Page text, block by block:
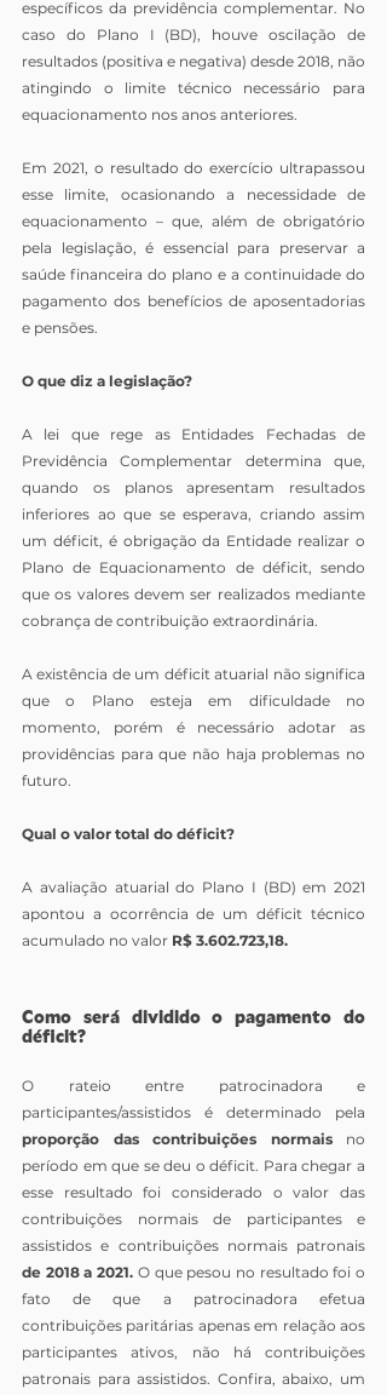
específicos da previdência complementar. No
caso do Plano I (BD), houve oscilação de
resultados (positiva e negativa) desde 2018, não
atingindo o limite técnico necessário para
equacionamento nos anos anteriores.
Em 2021, o resultado do exercício ultrapassou
esse limite, ocasionando a necessidade de
equacionamento – que, além de obrigatório
pela legislação, é essencial para preservar a
saúde financeira do plano e a continuidade do
pagamento dos benefícios de aposentadorias
e pensões.
O que diz a legislação?
A lei que rege as Entidades Fechadas de
Previdência Complementar determina que,
quando os planos apresentam resultados
inferiores ao que se esperava, criando assim
um déficit, é obrigação da Entidade realizar o
Plano de Equacionamento de déficit, sendo
que os valores devem ser realizados mediante
cobrança de contribuição extraordinária.
A existência de um déficit atuarial não significa
que o Plano esteja em dificuldade no
momento, porém é necessário adotar as
providências para que não haja problemas no
futuro.
Qual o valor total do déficit?
A avaliação atuarial do Plano I (BD) em 2021
apontou a ocorrência de um déficit técnico
acumulado no valor R$ 3.602.723,18.
Como será dividido o pagamento do
déficit?
O rateio entre patrocinadora e
proporção das contribuições normais no
período em que se deu o déficit. Para chegar a
esse resultado foi considerado o valor das
contribuições normais de participantes e
de 2018 a 2021. O que pesou no resultado foi o
fato de que a patrocinadora efetua
contribuições paritárias apenas em relação aos
participantes ativos, não há contribuições
patronais para assistidos. Confira, abaixo, um